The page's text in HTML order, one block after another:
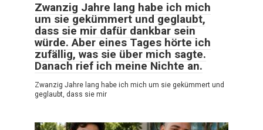
Zwanzig Jahre lang habe ich mich
um sie gekümmert und geglaubt,
dass sie mir dafür dankbar sein
würde. Aber eines Tages hörte ich
zufällig, was sie über mich sagte.
Danach rief ich meine Nichte an.
Zwanzig Jahre lang habe ich mich um sie gekümmert und
geglaubt, dass sie mir